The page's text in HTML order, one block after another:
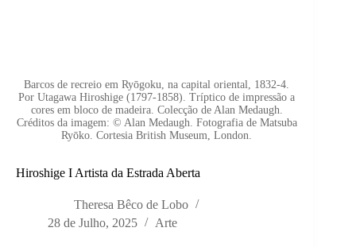
Barcos de recreio em Ryōgoku, na capital oriental, 1832-4.
Por Utagawa Hiroshige (1797-1858). Tríptico de impressão a
cores em bloco de madeira. Colecção de Alan Medaugh.
Créditos da imagem: © Alan Medaugh. Fotografia de Matsuba
Ryōko. Cortesia British Museum, London.
Hiroshige I Artista da Estrada Aberta
Theresa Bêco de Lobo
28 de Julho, 2025
Arte